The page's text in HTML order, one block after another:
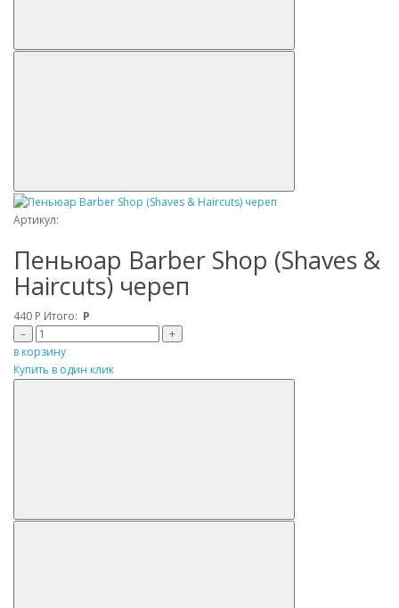
Артикул:
Пеньюар Barber Shop (Shaves &
Haircuts) череп
440 Р Итого: Р
–
+
в корзину
Купить в один клик